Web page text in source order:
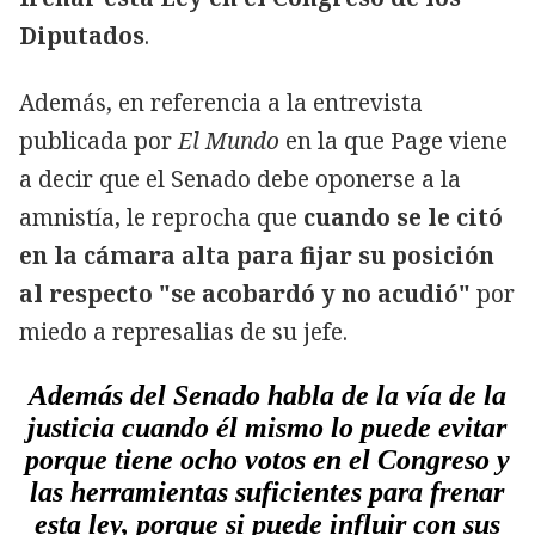
Diputados.
Además, en referencia a la entrevista
publicada porEl Mundo en la que Page viene
a decir que el Senado debe oponerse a la
amnistía, le reprocha que cuando se le citó
en la cámara alta para fijar su posición
al respecto "se acobardó y no acudió" por
miedo a represalias de su jefe.
Además del Senado habla de la vía de la
justicia cuando él mismo lo puede evitar
porque tiene ocho votos en el Congreso y
las herramientas suficientes para frenar
esta ley, porque si puede influir con sus